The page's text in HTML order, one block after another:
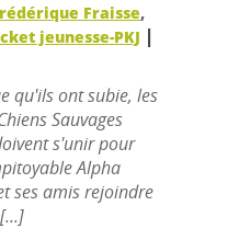
Fraisse,
jeunesse-PKJ |
qu'ils ont subie, les
Sauvages
s'unir pour
Alpha
ses amis rejoindre